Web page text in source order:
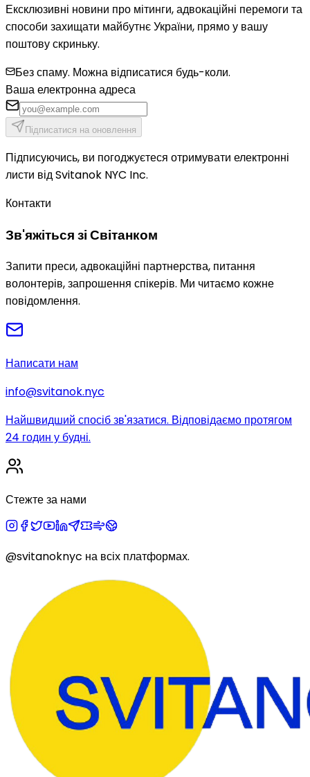
Ексклюзивні новини про мітинги, адвокаційні перемоги та
способи захищати майбутнє України, прямо у вашу
поштову скриньку.
Без спаму. Можна відписатися будь-коли.
Ваша електронна адреса
Підписатися на оновлення
Підписуючись, ви погоджуєтеся отримувати електронні
листи від Svitanok NYC Inc.
Контакти
Зв'яжіться зі Світанком
Запити преси, адвокаційні партнерства, питання
волонтерів, запрошення спікерів. Ми читаємо кожне
повідомлення.
Написати нам
info@svitanok.nyc
Найшвидший спосіб зв'язатися. Відповідаємо протягом
24 годин у будні.
Стежте за нами
@svitanoknyc на всіх платформах.